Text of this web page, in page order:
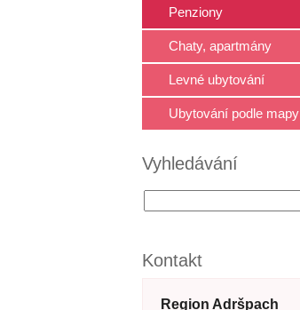
Penziony
Chaty, apartmány
Levné ubytování
Ubytování podle mapy
Vyhledávání
Kontakt
Region Adršpach